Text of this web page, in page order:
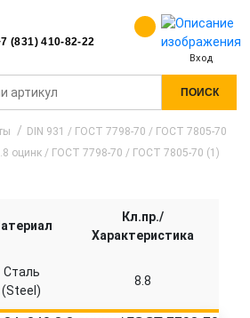
(831) 410-82-22
Вход
ПОИСК
DIN 931 / ГОСТ 7798-70 / ГОСТ 7805-70
оцинк / ГОСТ 7798-70 / ГОСТ 7805-70 (1)
Кл.пр./
Характеристика
Сталь
(Steel)
8.8